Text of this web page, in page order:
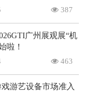
387
广州展观展“机
啦！
463
游艺设备市场准入